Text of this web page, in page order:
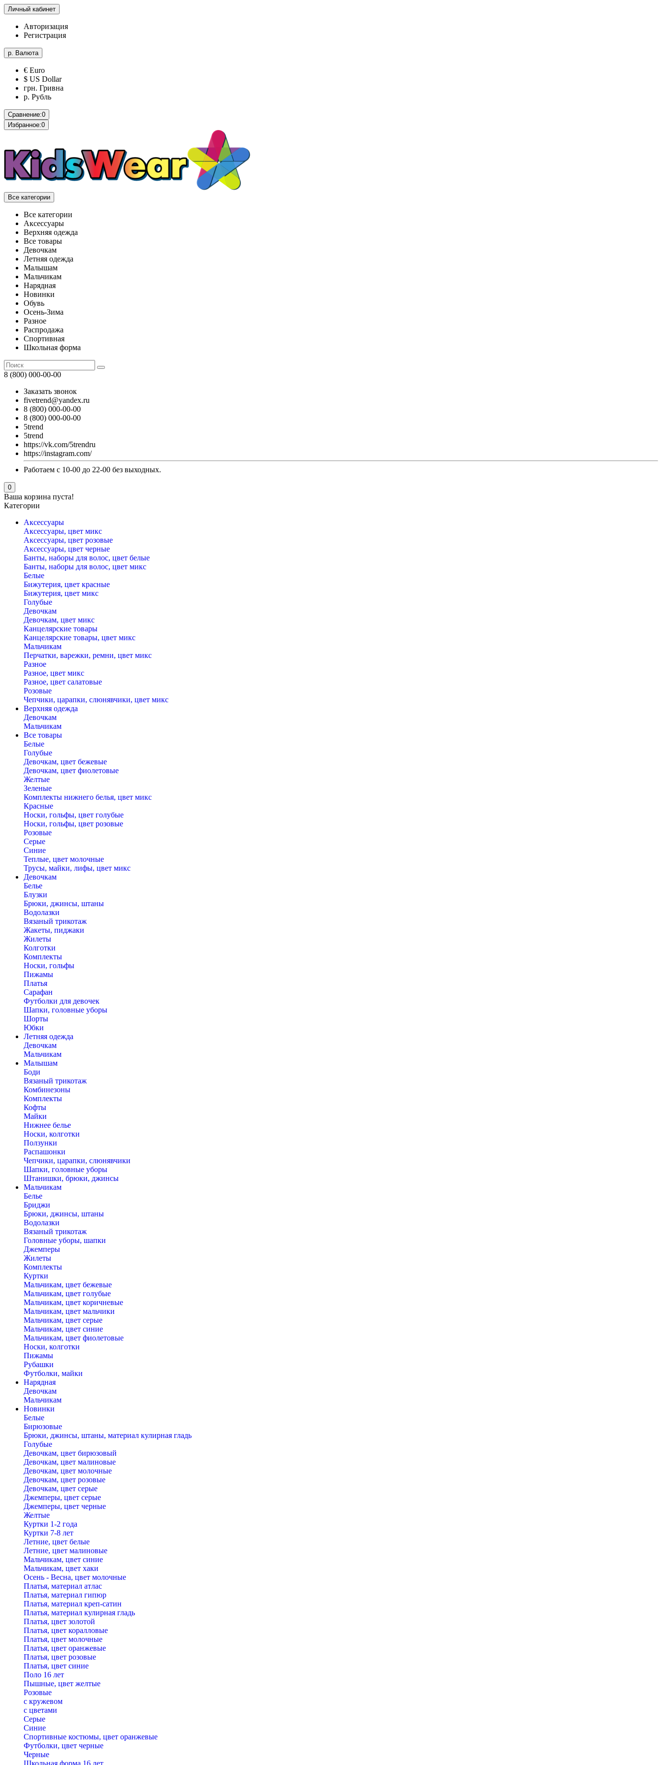
Личный кабинет
Авторизация
Регистрация
р. Валюта
€ Euro
$ US Dollar
грн. Гривна
р. Рубль
Сравнение:0
Избранное:0
Все категории
Все категории
Аксессуары
Верхняя одежда
Все товары
Девочкам
Летняя одежда
Малышам
Мальчикам
Нарядная
Новинки
Обувь
Осень-Зима
Разное
Распродажа
Спортивная
Школьная форма
8 (800) 000-00-00
Заказать звонок
fivetrend@yandex.ru
8 (800) 000-00-00
8 (800) 000-00-00
5trend
5trend
https://vk.com/5trendru
https://instagram.com/
Работаем с 10-00 до 22-00 без выходных.
0
Ваша корзина пуста!
Категории
Аксессуары
Аксессуары, цвет микс
Аксессуары, цвет розовые
Аксессуары, цвет черные
Банты, наборы для волос, цвет белые
Банты, наборы для волос, цвет микс
Белые
Бижутерия, цвет красные
Бижутерия, цвет микс
Голубые
Девочкам
Девочкам, цвет микс
Канцелярские товары
Канцелярские товары, цвет микс
Мальчикам
Перчатки, варежки, ремни, цвет микс
Разное
Разное, цвет микс
Разное, цвет салатовые
Розовые
Чепчики, царапки, слюнявчики, цвет микс
Верхняя одежда
Девочкам
Мальчикам
Все товары
Белые
Голубые
Девочкам, цвет бежевые
Девочкам, цвет фиолетовые
Желтые
Зеленые
Комплекты нижнего белья, цвет микс
Красные
Носки, гольфы, цвет голубые
Носки, гольфы, цвет розовые
Розовые
Серые
Синие
Теплые, цвет молочные
Трусы, майки, лифы, цвет микс
Девочкам
Белье
Блузки
Брюки, джинсы, штаны
Водолазки
Вязаный трикотаж
Жакеты, пиджаки
Жилеты
Колготки
Комплекты
Носки, гольфы
Пижамы
Платья
Сарафан
Футболки для девочек
Шапки, головные уборы
Шорты
Юбки
Летняя одежда
Девочкам
Мальчикам
Малышам
Боди
Вязаный трикотаж
Комбинезоны
Комплекты
Кофты
Майки
Нижнее белье
Носки, колготки
Ползунки
Распашонки
Чепчики, царапки, слюнявчики
Шапки, головные уборы
Штанишки, брюки, джинсы
Мальчикам
Белье
Бриджи
Брюки, джинсы, штаны
Водолазки
Вязаный трикотаж
Головные уборы, шапки
Джемперы
Жилеты
Комплекты
Куртки
Мальчикам, цвет бежевые
Мальчикам, цвет голубые
Мальчикам, цвет коричневые
Мальчикам, цвет мальчики
Мальчикам, цвет серые
Мальчикам, цвет синие
Мальчикам, цвет фиолетовые
Носки, колготки
Пижамы
Рубашки
Футболки, майки
Нарядная
Девочкам
Мальчикам
Новинки
Белые
Бирюзовые
Брюки, джинсы, штаны, материал кулирная гладь
Голубые
Девочкам, цвет бирюзовый
Девочкам, цвет малиновые
Девочкам, цвет молочные
Девочкам, цвет розовые
Девочкам, цвет серые
Джемперы, цвет серые
Джемперы, цвет черные
Желтые
Куртки 1-2 года
Куртки 7-8 лет
Летние, цвет белые
Летние, цвет малиновые
Мальчикам, цвет синие
Мальчикам, цвет хаки
Осень - Весна, цвет молочные
Платья, материал атлас
Платья, материал гипюр
Платья, материал креп-сатин
Платья, материал кулирная гладь
Платья, цвет золотой
Платья, цвет коралловые
Платья, цвет молочные
Платья, цвет оранжевые
Платья, цвет розовые
Платья, цвет синие
Поло 16 лет
Пышные, цвет желтые
Розовые
с кружевом
с цветами
Серые
Синие
Спортивные костюмы, цвет оранжевые
Футболки, цвет черные
Черные
Школьная форма 16 лет